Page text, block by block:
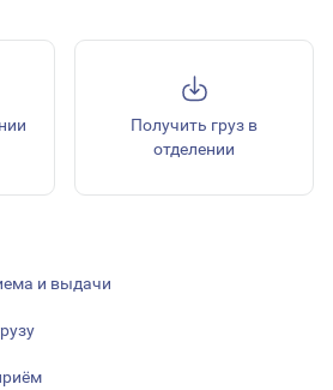
Получить груз в
отделении
и выдачи